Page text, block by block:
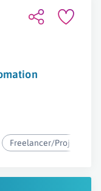
Freelancer/